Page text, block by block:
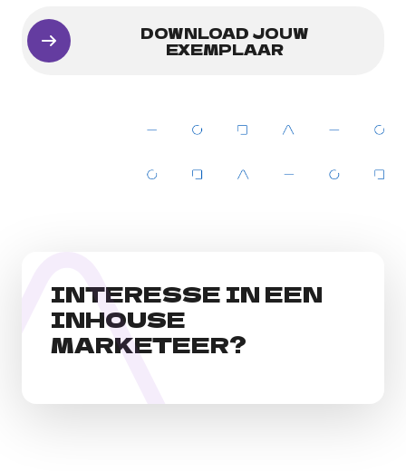
DOWNLOAD JOUW
EXEMPLAAR
INTERESSE IN EEN
INHOUSE
MARKETEER?